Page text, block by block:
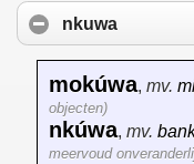
nkuwa
mokúwa, mv.
objecten)
nkúwa, mv.
meervoud